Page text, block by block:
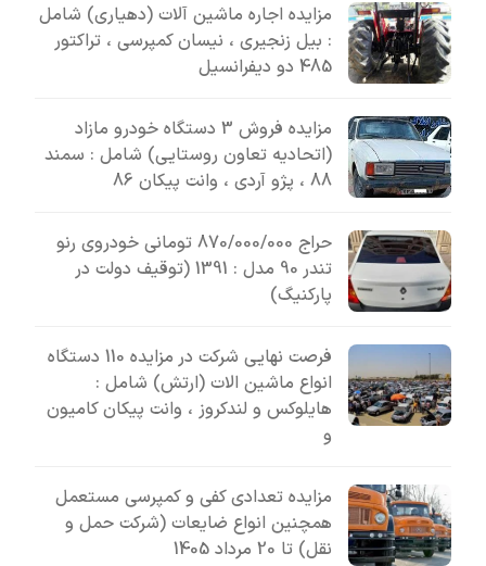
مزایده اجاره ماشین آلات (دهیاری) شامل
: بیل زنجیری ، نیسان کمپرسی ، تراکتور
485 دو دیفرانسیل
مزایده فروش 3 دستگاه خودرو مازاد
(اتحادیه تعاون روستایی) شامل : سمند
88 ، پژو آردی ، وانت پیکان 86
حراج 870/000/000 تومانی خودروی رنو
تندر 90 مدل : 1391 (توقیف دولت در
پارکنیگ)
فرصت نهایی شرکت در مزایده 110 دستگاه
انواع ماشین الات (ارتش) شامل :
هایلوکس و لندکروز ، وانت پیکان کامیون
و
مزایده تعدادی کفی و کمپرسی مستعمل
همچنین انواع ضایعات (شرکت حمل و
نقل) تا 20 مرداد 1405